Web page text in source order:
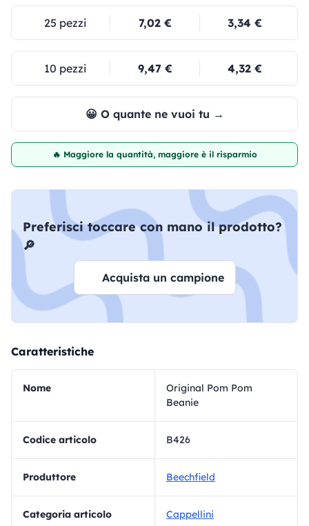
25 pezzi 7,02 € 3,34 €
10 pezzi 9,47 € 4,32 €
😀 O quante ne vuoi tu →
🔥 Maggiore la quantità, maggiore è il risparmio
Preferisci toccare con mano il prodotto?
🔎
Acquista un campione
Caratteristiche
Nome
Original Pom Pom
Beanie
Codice articolo B426
Produttore Beechfield
Categoria articolo Cappellini